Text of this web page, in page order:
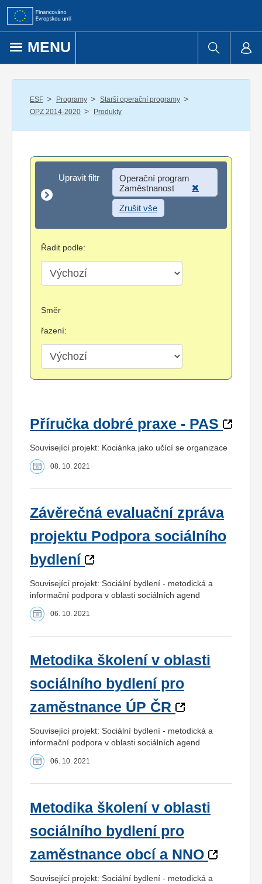
Přejít k obsahu
MENU
ESF / Programy / Starší operační programy /
OPZ 2014-2020 / Produkty
Upravit filtr
Upravit filtr
Operační program
Zaměstnanost
Zrušit vše
Řadit podle:
Směr
řazení:
Příručka dobré praxe - PAS
Související projekt: Kociánka jako učící se organizace
08. 10. 2021
Závěrečná evaluační zpráva
projektu Podpora sociálního
bydlení
Související projekt: Sociální bydlení - metodická a
informační podpora v oblasti sociálních agend
06. 10. 2021
Metodika školení v oblasti
sociálního bydlení pro
zaměstnance ÚP ČR
Související projekt: Sociální bydlení - metodická a
informační podpora v oblasti sociálních agend
06. 10. 2021
Metodika školení v oblasti
sociálního bydlení pro
zaměstnance obcí a NNO
Související projekt: Sociální bydlení - metodická a